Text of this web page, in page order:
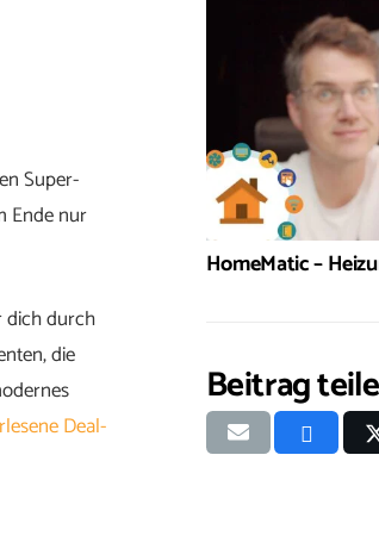
Super-
Ende nur
dich durch
die
Deal-
HomeMatic –
Beitrag